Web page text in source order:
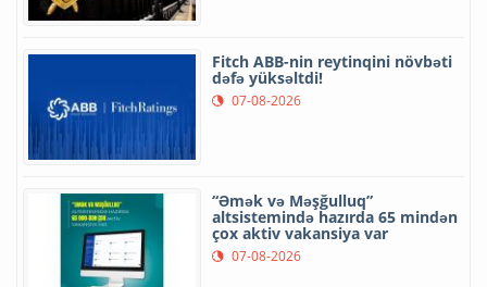
Fitch ABB-nin reytinqini növbəti
dəfə yüksəltdi!
07-08-2026
“Əmək və Məşğulluq”
altsistemində hazırda 65 mindən
çox aktiv vakansiya var
07-08-2026